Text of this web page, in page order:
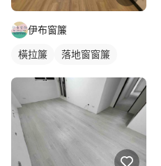
伊布窗簾
橫拉簾 落地窗窗簾